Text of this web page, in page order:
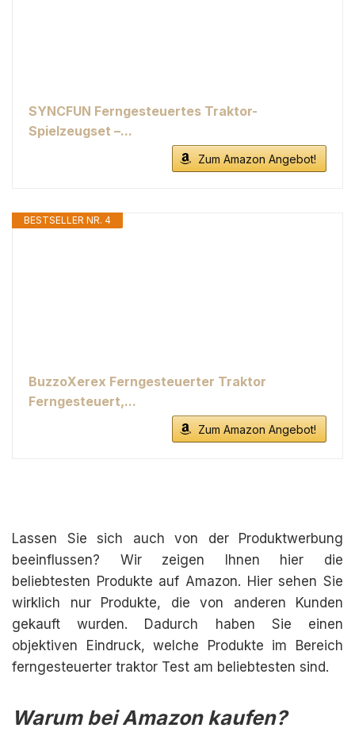
SYNCFUN Ferngesteuertes Traktor-
Spielzeugset –...
Zum Amazon Angebot!
BESTSELLER NR. 4
BuzzoXerex Ferngesteuerter Traktor
Ferngesteuert,...
Zum Amazon Angebot!
Lassen Sie sich auch von der Produktwerbung
beeinflussen? Wir zeigen Ihnen hier die
beliebtesten Produkte auf Amazon. Hier sehen Sie
wirklich nur Produkte, die von anderen Kunden
gekauft wurden. Dadurch haben Sie einen
objektiven Eindruck, welche Produkte im Bereich
ferngesteuerter traktor Test am beliebtesten sind.
Warum bei Amazon kaufen?